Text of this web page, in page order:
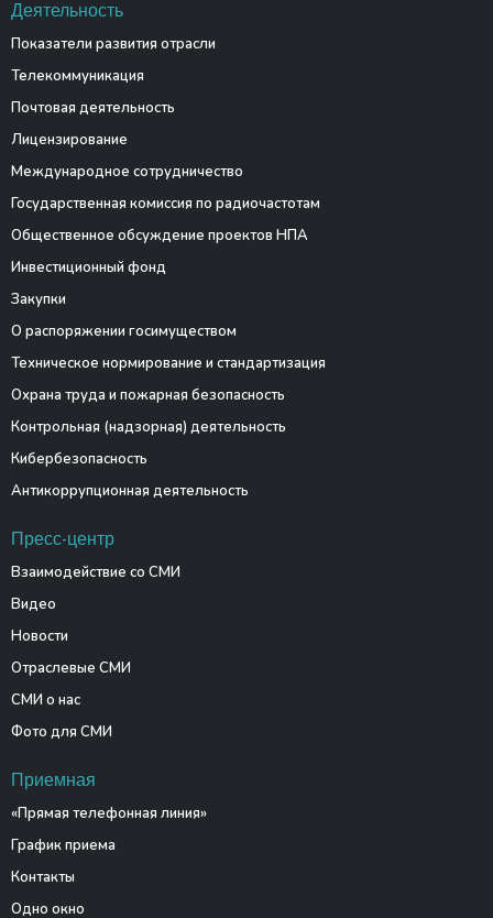
Деятельность
Показатели развития отрасли
Телекоммуникация
Почтовая деятельность
Лицензирование
Международное сотрудничество
Государственная комиссия по радиочастотам
Общественное обсуждение проектов НПА
Инвестиционный фонд
Закупки
О распоряжении госимуществом
Техническое нормирование и стандартизация
Охрана труда и пожарная безопасность
Контрольная (надзорная) деятельность
Кибербезопасность
Антикоррупционная деятельность
Пресс-центр
Взаимодействие со СМИ
Видео
Новости
Отраслевые СМИ
СМИ о нас
Фото для СМИ
Приемная
«Прямая телефонная линия»
График приема
Контакты
Одно окно